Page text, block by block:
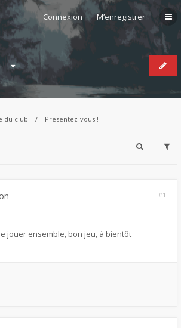
Connexion M’enregistrer
du club Présentez-vous !
#1
jouer ensemble, bon jeu, à bientôt